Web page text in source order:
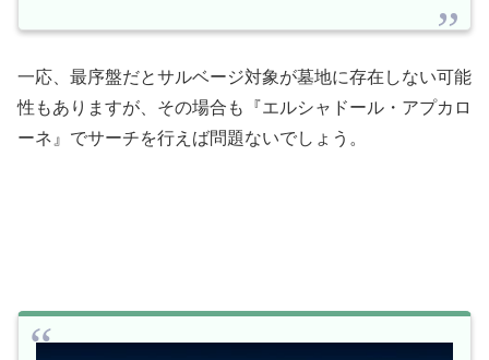
一応、最序盤だとサルベージ対象が墓地に存在しない可能
性もありますが、その場合も『エルシャドール・アプカロ
ーネ』でサーチを行えば問題ないでしょう。